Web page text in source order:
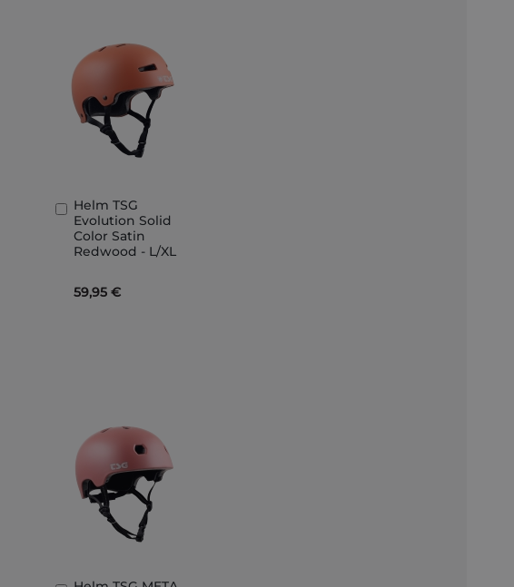
Helm TSG
Evolution Solid
Color Satin
Redwood - L/XL
59,95 €
In
den
Warenkorb